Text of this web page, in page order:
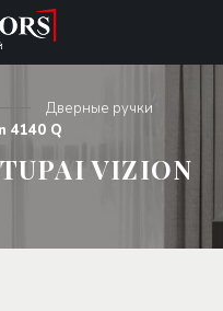
Дверные ручки
4140 Q
VIZION